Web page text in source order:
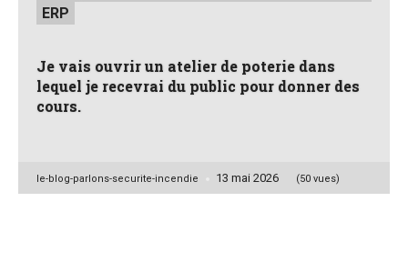
ERP
Je vais ouvrir un atelier de poterie dans
lequel je recevrai du public pour donner des
cours.
Posted
le-blog-parlons-securite-incendie 13 mai 2026 (50 vues)